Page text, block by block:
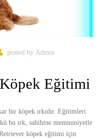
posted by Admin
Eğitimi
bir köpek ırkıdır. Eğitimleri
bu ırk, sahibine memnuniyetle
köpek eğitimi için